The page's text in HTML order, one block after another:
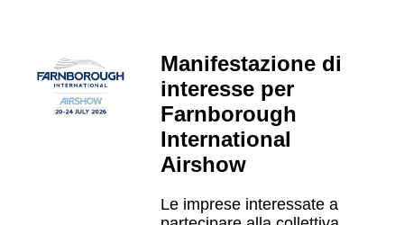
Manifestazione di
interesse per
Farnborough
International
Airshow
Le imprese interessate a